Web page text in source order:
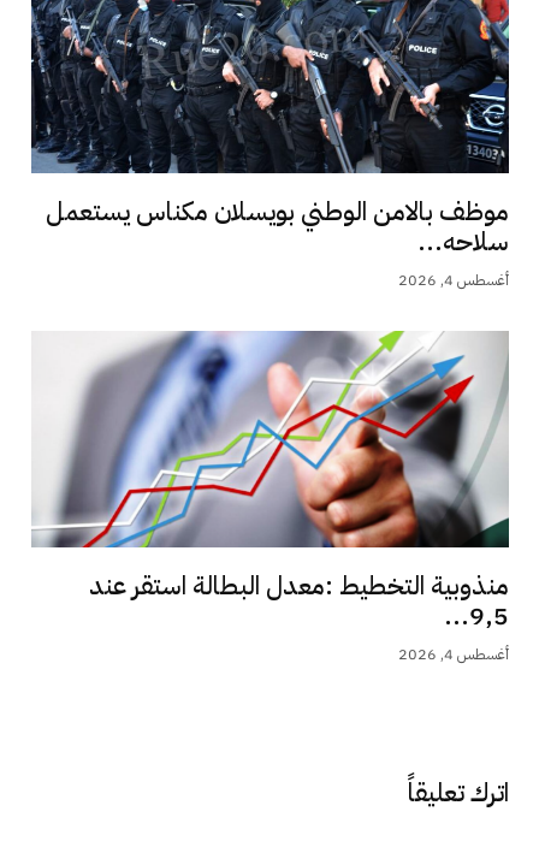
موظف بالامن الوطني بويسلان مكناس يستعمل
سلاحه...
أغسطس 4, 2026
منذوبية التخطيط :معدل البطالة استقر عند
9,5...
أغسطس 4, 2026
اترك تعليقاً